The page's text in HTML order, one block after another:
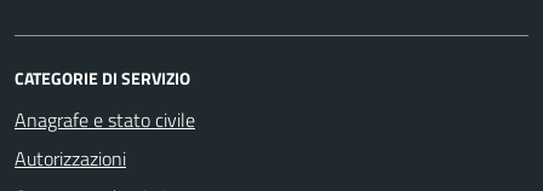
CATEGORIE DI SERVIZIO
Anagrafe e stato civile
Autorizzazioni